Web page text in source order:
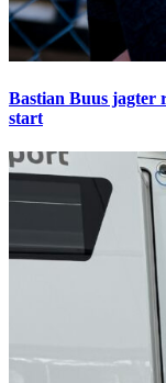
Bastian Buus
start